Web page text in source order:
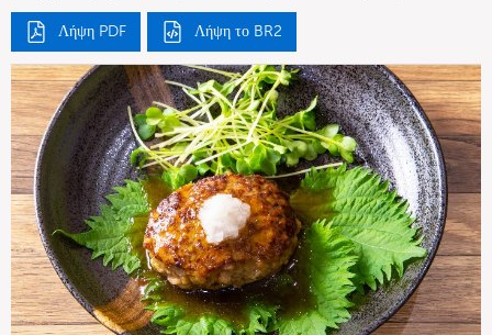
Λήψη PDF Λήψη το BR2